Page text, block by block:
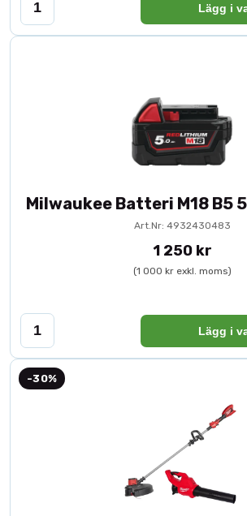
Lägg i
Milwaukee Batteri M18 B5
Art.Nr: 4932430483
1 250 kr
(1 000 kr exkl. moms)
Lägg i
-30%